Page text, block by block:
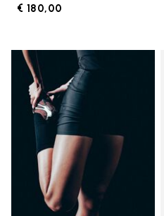
€ 180,00